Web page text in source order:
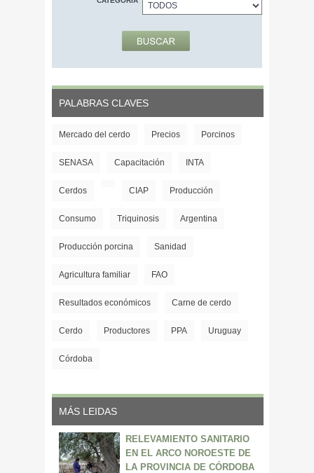
PALABRAS CLAVES
Mercado del cerdo Precios Porcinos
SENASA Capacitación INTA
Cerdos CIAP Producción
Consumo Triquinosis Argentina
Producción porcina Sanidad
Agricultura familiar FAO
Resultados económicos Carne de cerdo
Cerdo Productores PPA Uruguay
Córdoba
MÁS LEIDAS
RELEVAMIENTO SANITARIO
EN EL ARCO NOROESTE DE
LA PROVINCIA DE CÓRDOBA